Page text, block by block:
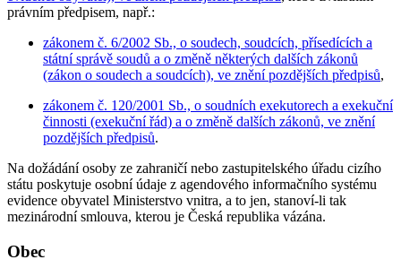
právním předpisem, např.:
zákonem č. 6/2002 Sb., o soudech, soudcích, přísedících a
státní správě soudů a o změně některých dalších zákonů
(zákon o soudech a soudcích), ve znění pozdějších předpisů,
zákonem č. 120/2001 Sb., o soudních exekutorech a exekuční
činnosti (exekuční řád) a o změně dalších zákonů, ve znění
pozdějších předpisů.
Na dožádání osoby ze zahraničí nebo zastupitelského úřadu cizího
státu poskytuje osobní údaje z agendového informačního systému
evidence obyvatel Ministerstvo vnitra, a to jen, stanoví-li tak
mezinárodní smlouva, kterou je Česká republika vázána.
Obec